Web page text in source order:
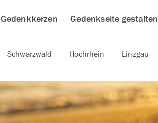
Gedenkkerzen Gedenkseite gestalten
Schwarzwald Hochrhein Linzgau